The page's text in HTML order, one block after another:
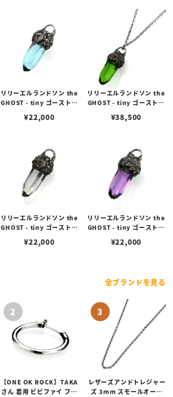
リリーエルランドソン the
GHOST - tiny ゴーストタ
ブルー（トップのみ）
¥22,000
リリーエルランドソン the
GHOST - tiny ゴーストタ
ン オーバルチェーンセット
¥38,500
リリーエルランドソン the
GHOST - tiny ゴーストタ
（トップのみ）
¥22,000
リリーエルランドソン the
GHOST - tiny ゴーストタ
ル（トップのみ）
¥22,000
全ブランドを見る
【ONE OK ROCK】TAKA
さん 着用 ビビファイ フー
レザーズアンドトレジャー
ズ 3mm スモールオーバ